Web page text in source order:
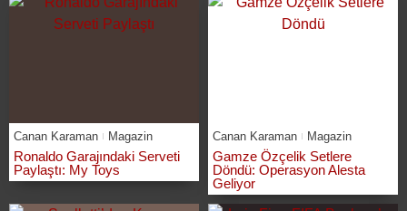
Canan Karaman Magazin
Ronaldo Garajındaki Serveti
Paylaştı: My Toys
Canan Karaman Magazin
Gamze Özçelik Setlere
Döndü: Operasyon Alesta
Geliyor